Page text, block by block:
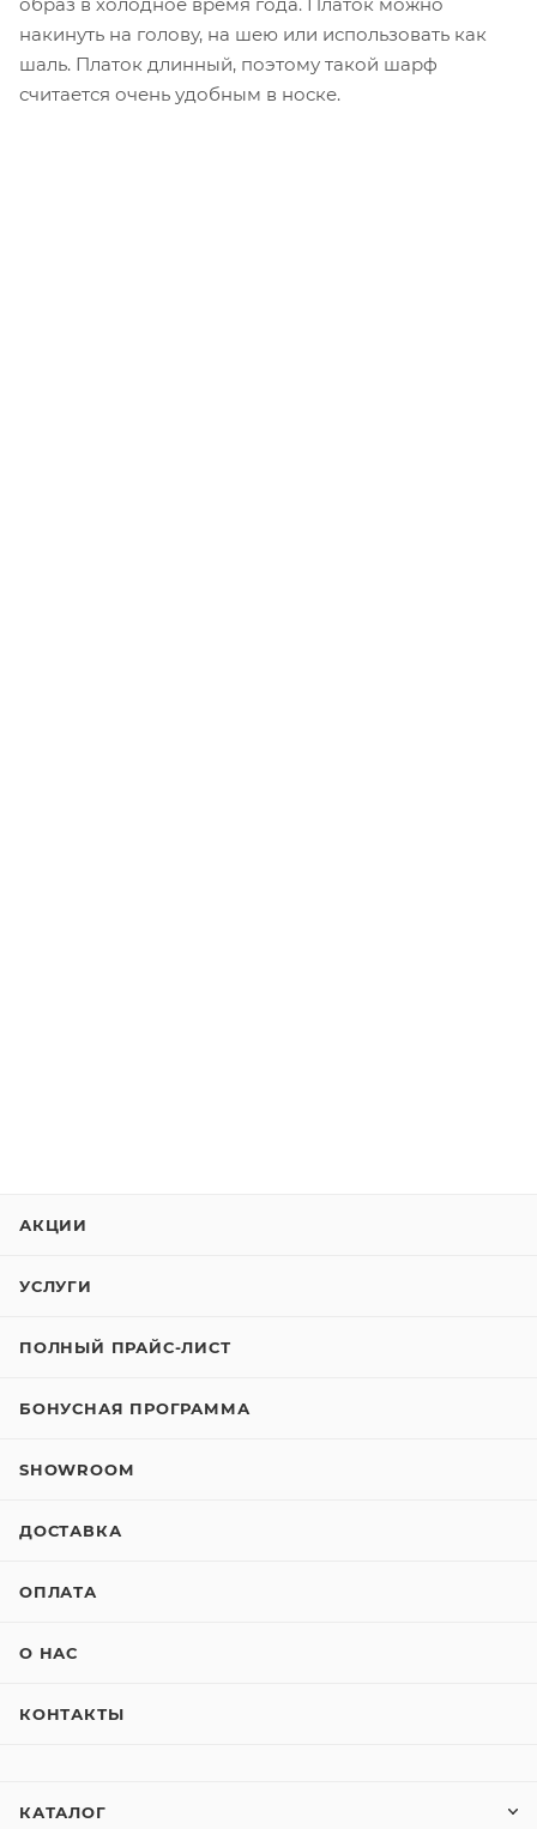
накинуть на голову, на шею или использовать как
шаль. Платок длинный, поэтому такой шарф
считается очень удобным в носке.
АКЦИИ
УСЛУГИ
ПОЛНЫЙ ПРАЙС-ЛИСТ
БОНУСНАЯ ПРОГРАММА
SHOWROOM
ДОСТАВКА
ОПЛАТА
О НАС
КОНТАКТЫ
КАТАЛОГ